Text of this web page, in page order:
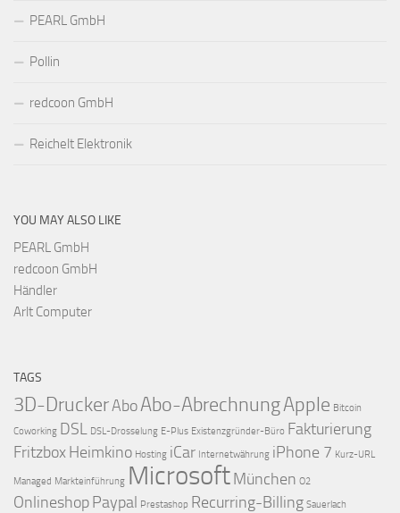
PEARL GmbH
Pollin
redcoon GmbH
Reichelt Elektronik
YOU MAY ALSO LIKE
PEARL GmbH
redcoon GmbH
Händler
Arlt Computer
TAGS
3D-DruckerAboAbo-AbrechnungApple Bitcoin
Coworking DSL DSL-Drosselung E-Plus Existenzgründer-Büro Fakturierung
Fritzbox Heimkino Hosting iCar Internetwährung iPhone 7 Kurz-URL
Managed Markteinführung Microsoft München O2
Onlineshop Paypal Prestashop Recurring-Billing Sauerlach